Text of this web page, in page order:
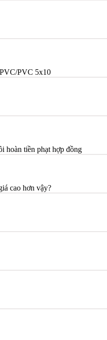
PVC 5x10
hoàn tiền phạt hợp đồng
cao hơn vậy?